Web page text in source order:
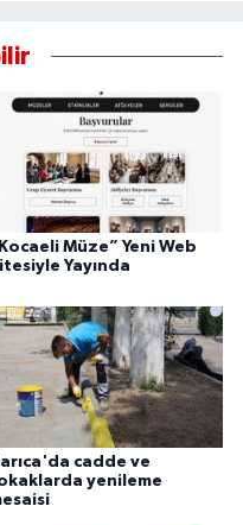
Müze” Yeni Web
Yayında
cadde ve
yenileme